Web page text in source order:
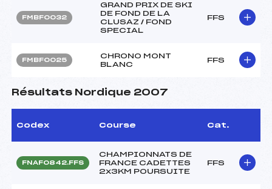
FMBF0032
GRAND PRIX DE SKI
DE FOND DE LA
CLUSAZ / FOND
SPECIAL
FFS
FMBF0025
CHRONO MONT
BLANC
FFS
Résultats Nordique 2007
Codex Course Cat.
FNAF0842.FFS
CHAMPIONNATS DE
FRANCE CADETTES
2x3KM POURSUITE
FFS